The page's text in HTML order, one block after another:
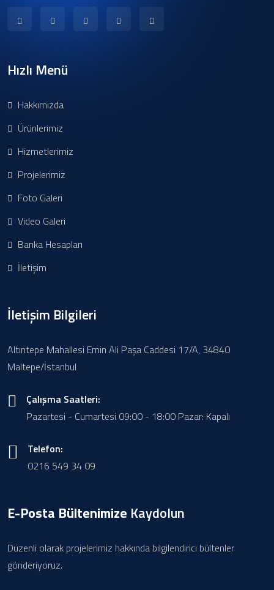
Hızlı Menü
Hakkımızda
Ürünlerimiz
Hizmetlerimiz
Projelerimiz
Foto Galeri
Video Galeri
Banka Hesapları
İletişim
İletişim Bilgileri
Altıntepe Mahallesi Emin Ali Paşa Caddesi 17/A, 34840
Maltepe/İstanbul
Çalışma Saatleri:
Pazartesi - Cumartesi 09:00 - 18:00 Pazar: Kapalı
Telefon:
0216 549 34 09
E-Posta Bültenimize Kaydolun
Düzenli olarak projelerimiz hakkında bilgilendirici bültenler
gönderiyoruz.